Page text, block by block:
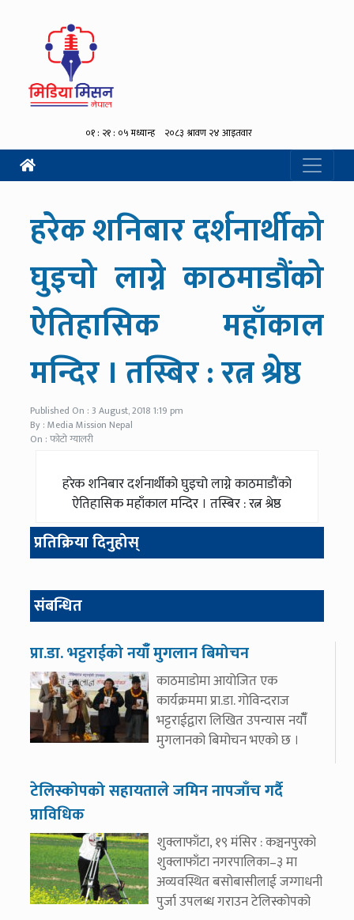
हरेक शनिबार दर्शनार्थीको
घुइचो लाग्ने काठमाडौंको
ऐतिहासिक महाँकाल
मन्दिर । तस्बिर : रत्न श्रेष्ठ
Published On : 3 August, 2018 1:19 pm
By : Media Mission Nepal
On : फोटो ग्यालरी
हरेक शनिबार दर्शनार्थीको घुइचो लाग्ने काठमाडौंको
ऐतिहासिक महाँकाल मन्दिर । तस्बिर : रत्न श्रेष्ठ
प्रतिक्रिया दिनुहोस्
संबन्धित
प्रा.डा. भट्टराईको नयाँँ मुगलान बिमोचन
काठमाडोमा आयोजित एक
कार्यक्रममा प्रा.डा. गोविन्दराज
भट्टराईद्वारा लिखित उपन्यास नयाँँ
मुगलानको बिमोचन भएको छ ।
टेलिस्कोपको सहायताले जमिन नापजाँच गर्दै
प्राविधिक
शुक्लाफाँटा, १९ मंसिर : कञ्चनपुरको
शुक्लाफाँटा नगरपालिका–३ मा
अव्यवस्थित बसोबासीलाई जग्गाधनी
पुर्जा उपलब्ध गराउन टेलिस्कोपको